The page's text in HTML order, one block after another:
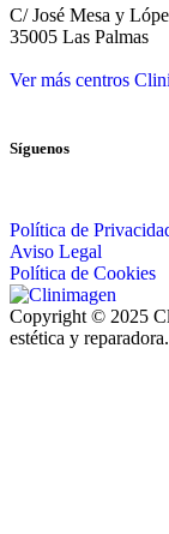
C/ José Mesa y
35005 Las Palmas
Ver más centros
Síguenos
Política de
Aviso Legal
Política de Cookies
Copyright © 2025
estética y